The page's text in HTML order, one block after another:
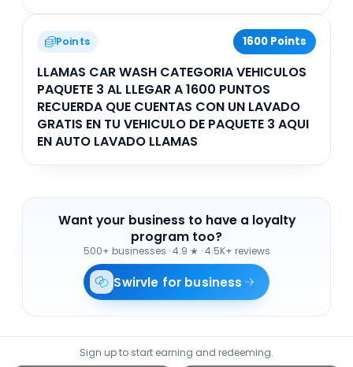
Points 1600 Points
LLAMAS CAR WASH CATEGORIA VEHICULOS
PAQUETE 3 AL LLEGAR A 1600 PUNTOS
RECUERDA QUE CUENTAS CON UN LAVADO
GRATIS EN TU VEHICULO DE PAQUETE 3 AQUI
EN AUTO LAVADO LLAMAS
Want your business to have a loyalty
program too?
500+ businesses ·4.9 ★ · 4.5K+ reviews
Swirvle for business
Sign up to start earning and redeeming.